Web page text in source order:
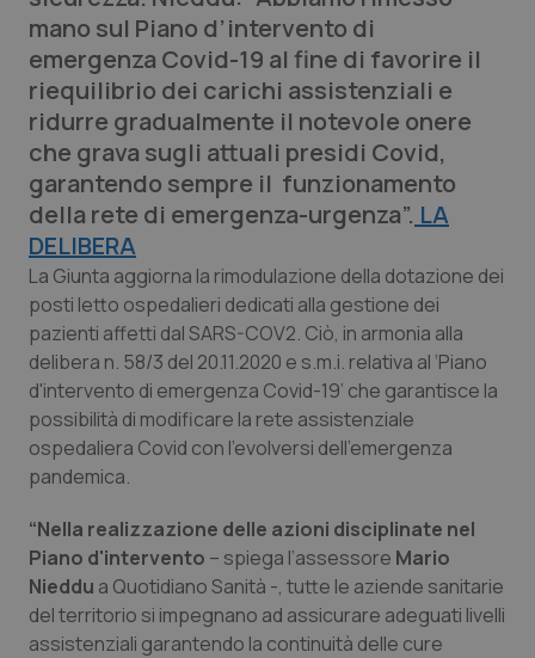
QS Pro
Professionisti Sanitari.AI
Abruzzo
Basilicata
Calabria
Campania
Emilia-Romagna
Friuli Venezia Giulia
Liguria
Lombardia
QS Pro Gold
Artrite & artrosi
Asma & BPCO
Car-T
Colesterolo & coronaropatie
Dermatite Atopica
Disturbi dell’umore
Dolore
QS Club Newsletter
mano sul Piano d’intervento di
emergenza Covid-19 al fine di favorire il
riequilibrio dei carichi assistenziali e
ridurre gradualmente il notevole onere
che grava sugli attuali presidi Covid,
garantendo sempre il funzionamento
della rete di emergenza-urgenza”. LA
DELIBERA
La Giunta aggiorna la rimodulazione della dotazione dei
posti letto ospedalieri dedicati alla gestione dei
pazienti affetti dal SARS-COV2. Ciò, in armonia alla
delibera n. 58/3 del 20.11.2020 e s.m.i. relativa al ‘Piano
d'intervento di emergenza Covid-19’ che garantisce la
possibilità di modificare la rete assistenziale
ospedaliera Covid con l'evolversi dell'emergenza
pandemica.
“Nella realizzazione delle azioni disciplinate nel
Piano d'intervento – spiega l’assessore Mario
Nieddu a Quotidiano Sanità -, tutte le aziende sanitarie
del territorio si impegnano ad assicurare adeguati livelli
assistenziali garantendo la continuità delle cure